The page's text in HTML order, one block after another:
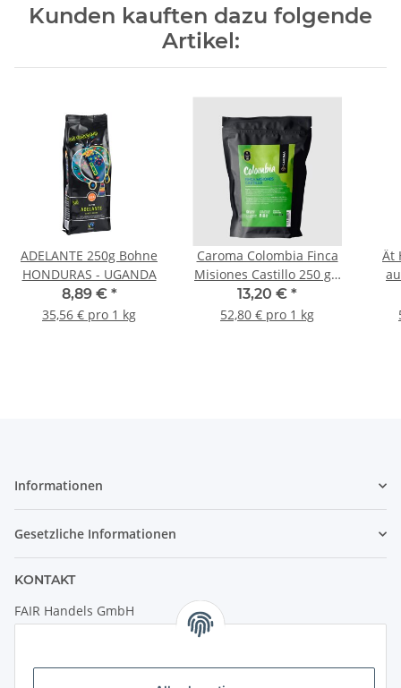
Kunden kauften dazu folgende
Artikel:
ADELANTE 250g Bohne
HONDURAS - UGANDA
8,89 € *
35,56 € pro 1 kg
Caroma Colombia Finca
Misiones Castillo 250 gr.
Bohne
13,20 € *
52,80 € pro 1 kg
Ät
Informationen
Gesetzliche Informationen
KONTAKT
FAIR Handels GmbH
(Weltladen Innsbruck)
6020 Innsbruck